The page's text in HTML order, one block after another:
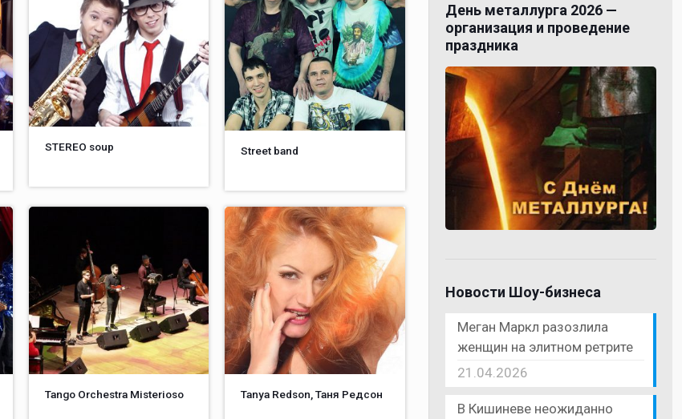
STEREO soup Street band
Tango Orchestra Misterioso Tanya Redson, Таня Редсон
День металлурга 2026 —
организация и проведение
праздника
Новости Шоу-бизнеса
Меган Маркл разозлила
женщин на элитном ретрите
21.04.2026
В Кишиневе неожиданно